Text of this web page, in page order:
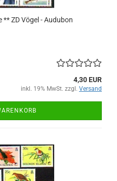
** ZD Vögel - Audubon
4,30 EUR
inkl. 19% MwSt. zzgl. Versand